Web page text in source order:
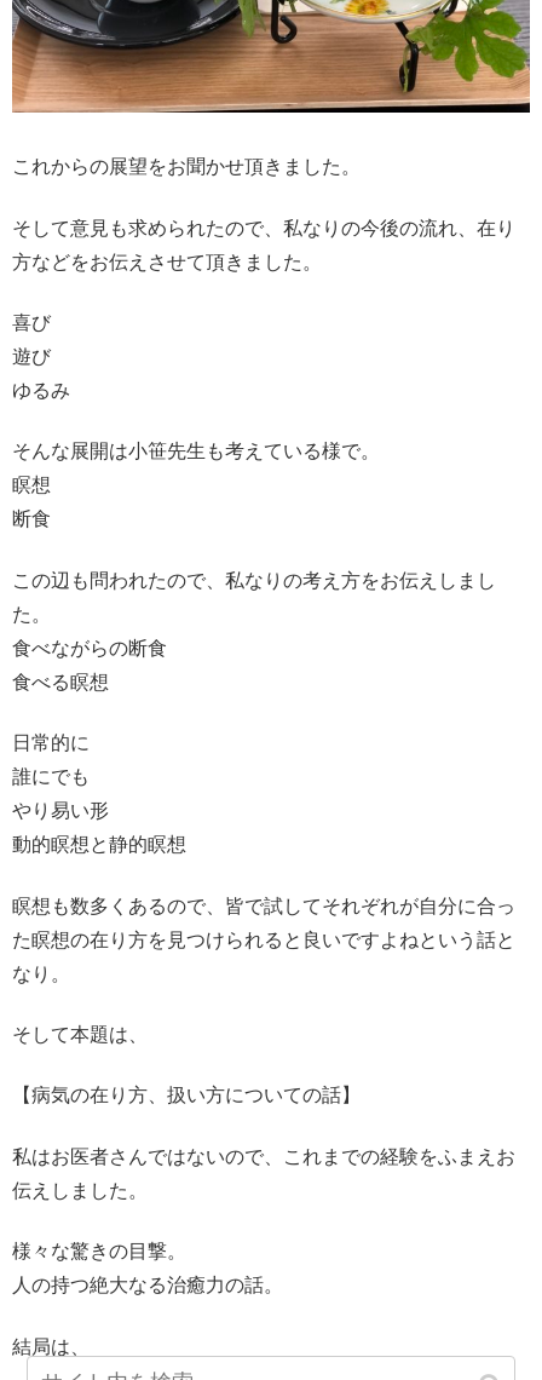
これからの展望をお聞かせ頂きました。
そして意見も求められたので、私なりの今後の流れ、在り
方などをお伝えさせて頂きました。
喜び
遊び
ゆるみ
そんな展開は小笹先生も考えている様で。
瞑想
断食
この辺も問われたので、私なりの考え方をお伝えしまし
た。
食べながらの断食
食べる瞑想
日常的に
誰にでも
やり易い形
動的瞑想と静的瞑想
瞑想も数多くあるので、皆で試してそれぞれが自分に合っ
た瞑想の在り方を見つけられると良いですよねという話と
なり。
そして本題は、
【病気の在り方、扱い方についての話】
私はお医者さんではないので、これまでの経験をふまえお
伝えしました。
様々な驚きの目撃。
人の持つ絶大なる治癒力の話。
結局は、